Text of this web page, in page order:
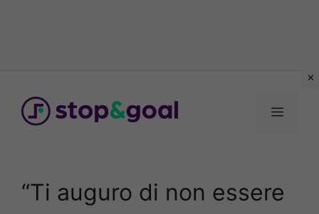
contenuto
Menu
“Ti auguro di non essere